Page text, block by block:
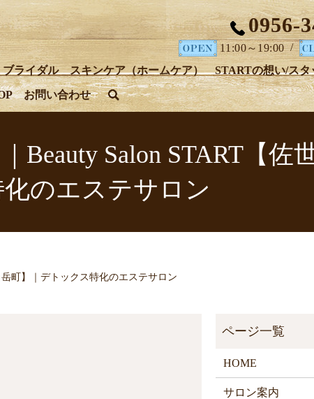
ブライダル スキンケア（ホームケア） STARTの想い/スタ
お問い合わせ search
0956-
11:00～19:00/
Salon START【佐
のエステサロン
町】｜デトックス特化のエステサロン
HOME
サロン案内